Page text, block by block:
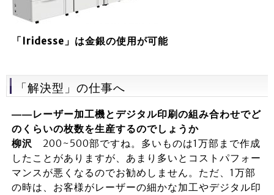
「Iridesse」は金銀の使用が可能
「解決型」の仕事へ
――レーザー加工機とデジタル印刷の組み合わせでど
のくらいの枚数を生産するのでしょうか
柳沢 200~500部ですね。多いものは1万部まで作成
したことがありますが、あまり多いとコストパフォー
マンスが悪くなるのでお勧めしません。ただ、1万部
の時は、お客様がレーザーの細かな加工やデジタル印